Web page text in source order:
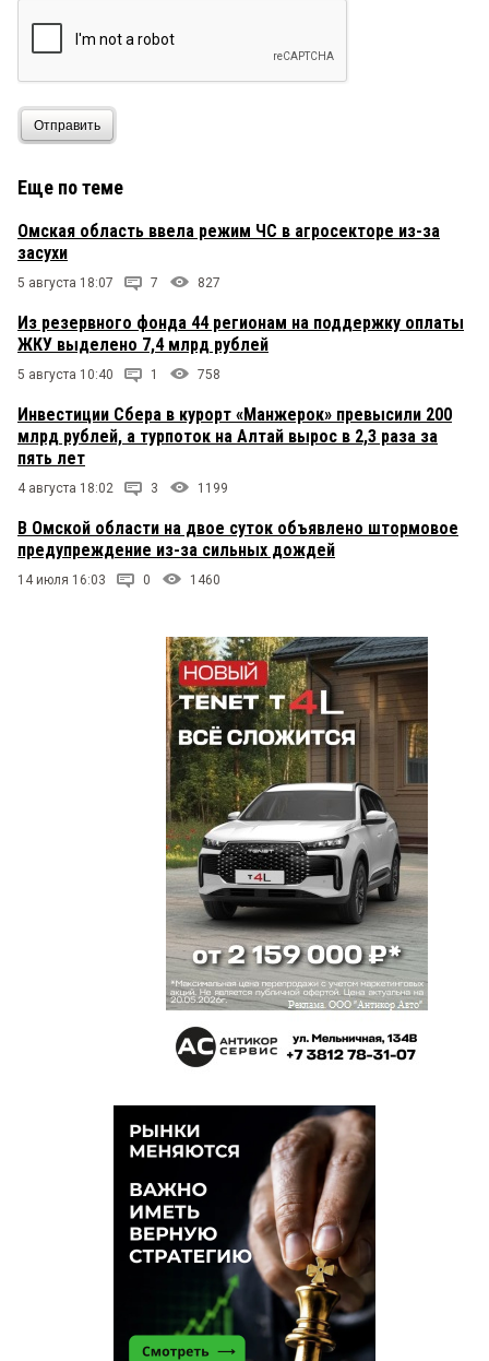
Отправить
Еще по теме
Омская область ввела режим ЧС в агросекторе из-за
засухи
5 августа 18:07 7 827
Из резервного фонда 44 регионам на поддержку оплаты
ЖКУ выделено 7,4 млрд рублей
5 августа 10:40 1 758
Инвестиции Сбера в курорт «Манжерок» превысили 200
млрд рублей, а турпоток на Алтай вырос в 2,3 раза за
пять лет
4 августа 18:02 3 1199
В Омской области на двое суток объявлено штормовое
предупреждение из-за сильных дождей
14 июля 16:03 0 1460